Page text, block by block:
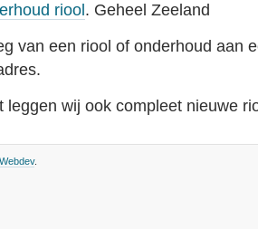
riool . Geheel Zeeland
van een riool of onderhoud aan
leggen wij ook compleet nieuwe
.